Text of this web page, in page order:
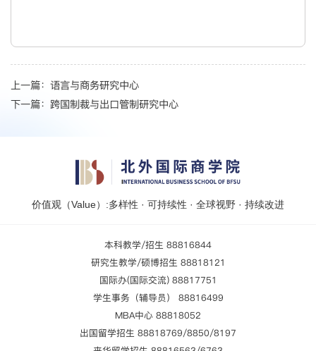
上一篇： 语言与商务研究中心
下一篇： 跨国制裁与出口管制研究中心
价值观（Value）:多样性 · 可持续性 · 全球视野 · 持续改进
本科教学/招生 88816844
研究生教学/硕博招生 88818121
国际办(国际交流) 88817751
学生事务（辅导员） 88816499
MBA中心 88818052
出国留学招生 88818769/8850/8197